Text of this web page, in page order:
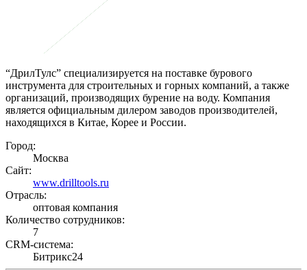
“ДрилТулс” специализируется на поставке бурового
инструмента для строительных и горных компаний, а также
организаций, производящих бурение на воду. Компания
является официальным дилером заводов производителей,
находящихся в Китае, Корее и России.
Город:
Москва
Сайт:
www.drilltools.ru
Отрасль:
оптовая компания
Количество сотрудников:
7
CRM-система:
Битрикс24